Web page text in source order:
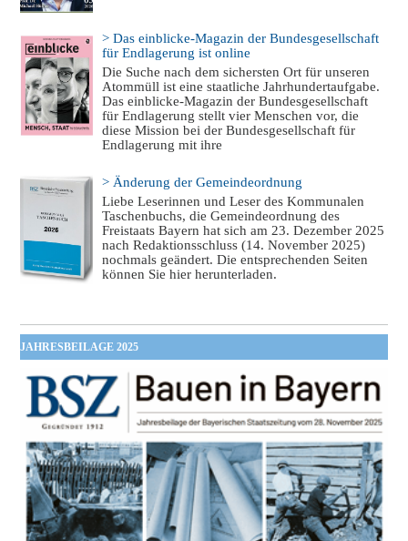
> Das einblicke-Magazin der Bundesgesellschaft
für Endlagerung ist online
Die Suche nach dem sichersten Ort für unseren
Atommüll ist eine staatliche Jahrhundertaufgabe.
Das einblicke-Magazin der Bundesgesellschaft
für Endlagerung stellt vier Menschen vor, die
diese Mission bei der Bundesgesellschaft für
Endlagerung mit ihre
> Änderung der Gemeindeordnung
Liebe Leserinnen und Leser des Kommunalen
Taschenbuchs, die Gemeindeordnung des
Freistaats Bayern hat sich am 23. Dezember 2025
nach Redaktionsschluss (14. November 2025)
nochmals geändert. Die entsprechenden Seiten
können Sie hier herunterladen.
JAHRESBEILAGE 2025